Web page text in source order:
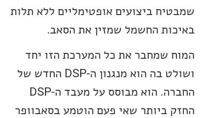
ביצועים אופטימליים ללא תלות
החשמל שמזין את הסאב.
שמחבר את כל המערכת הזו יחד
ושולט בה הוא מנגנון ה-DSP החדש של
החברה. הוא מבוסס על מעבד ה-DSP
ביותר שאי פעם הוטמע בסאבוופר